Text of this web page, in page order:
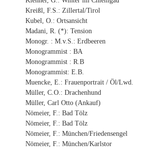
Kreißl, F.S.: Zillertal/Tirol
Kubel, O.: Ortsansicht
Madani, R. (*): Tension
Monogr. : M.v.S.: Erdbeeren
Monogrammist : BA
Monogrammist : R.B
Monogrammist: E.B.
Muencke, E.: Frauenportrait / Öl/Lwd.
Müller, C.O.: Drachenhund
Müller, Carl Otto (Ankauf)
Nömeier, F.: Bad Tölz
Nömeier, F.: Bad Tölz
Nömeier, F.: München/Friedensengel
Nömeier, F.: München/Karlstor